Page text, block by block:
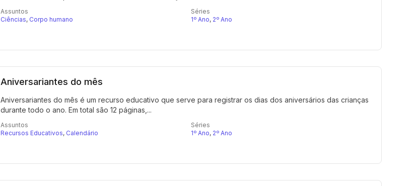
Assuntos
Ciências, Corpo humano
Séries
1º Ano, 2º Ano
Aniversariantes do mês
Aniversariantes do mês é um recurso educativo que serve para registrar os dias dos aniversários das crianças
durante todo o ano. Em total são 12 páginas,...
Assuntos
Recursos Educativos, Calendário
Séries
1º Ano, 2º Ano